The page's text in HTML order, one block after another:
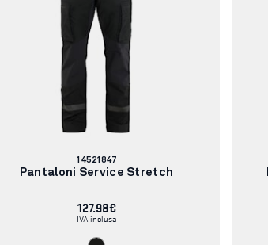
Codice
articolo:
14521847
Pantaloni Service Stretch
127.98€
IVA inclusa